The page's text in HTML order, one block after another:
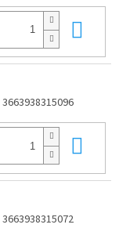
3663938315096
3663938315072